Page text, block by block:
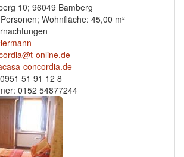
10; 96049 Bamberg
Wohnfläche: 45,00 m²
online.de
concordia.de
51 91 12 8
0152 54877244